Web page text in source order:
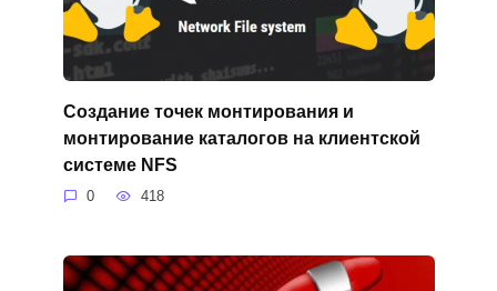
Создание точек монтирования и
монтирование каталогов на клиентской
системе NFS
0 418